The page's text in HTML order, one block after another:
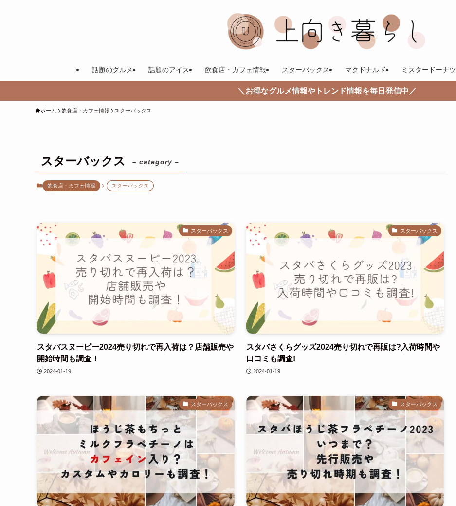
話題のグルメ 話題のアイス 飲食店・カフェ情報 スターバックス マクドナルド ミスタードーナツ
＼お得なグルメ情報やトレンド情報を毎日発信中／
ホーム 飲食店・カフェ情報 スターバックス
スターバックス – category –
飲食店・カフェ情報 スターバックス
スターバックス
スタバスヌーピー2024売り切れで再入荷は？店舗販売や
開始時間も調査！
2024-01-19
スターバックス
スタバさくらグッズ2024売り切れで再販は?入荷時間や
口コミも調査!
2024-01-19
スターバックス スターバックス